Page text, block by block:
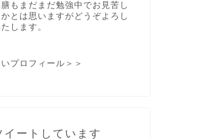
もまだまだ勉強中でお見苦し
とは思いますがどうぞよろし
します。
プロフィール＞＞
イートしています